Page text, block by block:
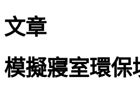
文章
模擬寢室環保